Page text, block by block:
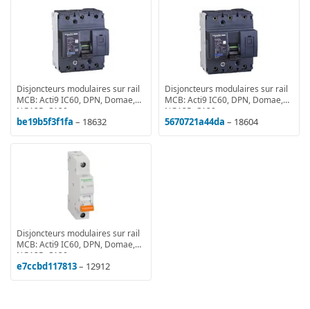
Disjoncteurs modulaires sur rail
MCB: Acti9 IC60, DPN, Domae,
NG125, C120
be19b5f3f1fa – 18632
Disjoncteurs modulaires sur rail
MCB: Acti9 IC60, DPN, Domae,
NG125, C120
5670721a44da – 18604
Disjoncteurs modulaires sur rail
MCB: Acti9 IC60, DPN, Domae,
NG125, C120
e7ccbd117813– 12912